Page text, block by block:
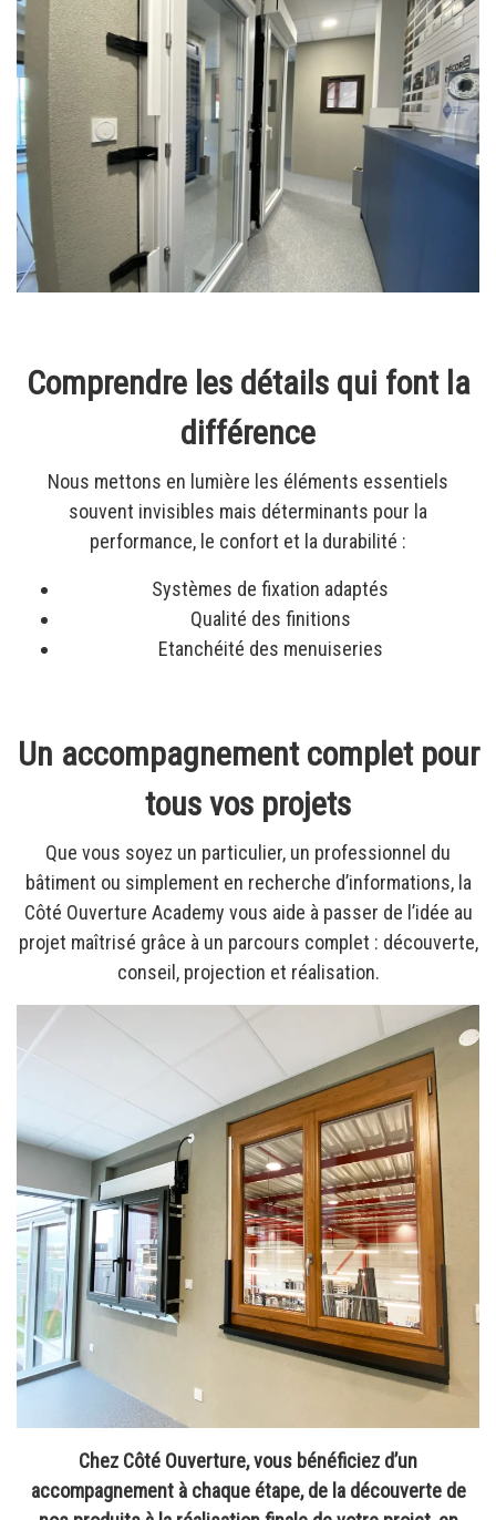
Comprendre les détails qui font la
différence
Nous mettons en lumière les éléments essentiels
souvent invisibles mais déterminants pour la
performance, le confort et la durabilité :
Systèmes de fixation adaptés
Qualité des finitions
Etanchéité des menuiseries
Un accompagnement complet pour
tous vos projets
Que vous soyez un particulier, un professionnel du
bâtiment ou simplement en recherche d’informations, la
Côté Ouverture Academy vous aide à passer de l’idée au
projet maîtrisé grâce à un parcours complet : découverte,
conseil, projection et réalisation.
Chez Côté Ouverture, vous bénéficiez d’un
accompagnement à chaque étape, de la découverte de